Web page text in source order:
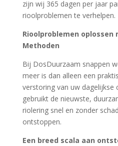
zijn wij 365 dagen per jaar
rioolproblemen te verhelpen.
Rioolproblemen
Methoden
Bij DosDuurzaam snappen
meer is dan alleen een
verstoring van uw dagelijkse
gebruikt de nieuwste,
riolering snel en zonder
ontstoppen.
Een breed scala aan